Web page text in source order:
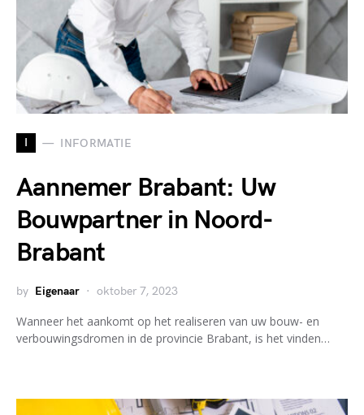
I INFORMATIE
Aannemer Brabant: Uw
Bouwpartner in Noord-
Brabant
by Eigenaar oktober 7, 2023
Wanneer het aankomt op het realiseren van uw bouw- en
verbouwingsdromen in de provincie Brabant, is het vinden…